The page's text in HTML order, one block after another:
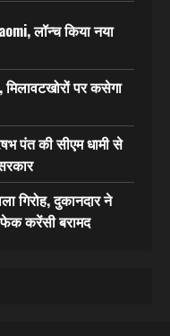
लॉन्च किया नया
पर कसेगा
पंत की सीएम धामी से
गिरोह, दुकानदार ने
करेंसी बरामद